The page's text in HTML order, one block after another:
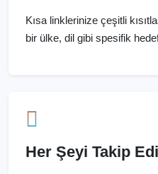
Kısa linklerinize çeşitli
bir ülke, dil gibi spesifik
Her Şeyi Takip